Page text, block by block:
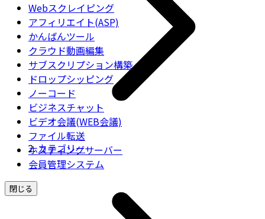
Webスクレイピング
アフィリエイト(ASP)
かんばんツール
クラウド動画編集
サブスクリプション構築
ドロップシッピング
ノーコード
ビジネスチャット
ビデオ会議(WEB会議)
ファイル転送
ホスティングサーバー
会員管理システム
閉じる
カテゴリー